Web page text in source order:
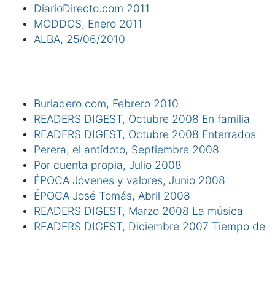
DiarioDirecto.com 2011
MODDOS, Enero 2011
ALBA, 25/06/2010
Burladero.com, Febrero 2010
READERS DIGEST, Octubre 2008 En familia
READERS DIGEST, Octubre 2008 Enterrados
Perera, el antídoto, Septiembre 2008
Por cuenta propia, Julio 2008
ÉPOCA Jóvenes y valores, Junio 2008
ÉPOCA José Tomás, Abril 2008
READERS DIGEST, Marzo 2008 La música
READERS DIGEST, Diciembre 2007 Tiempo de